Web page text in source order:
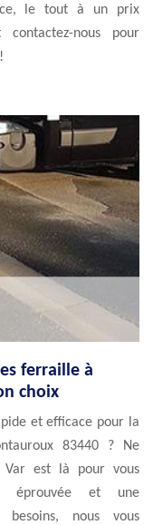
le tout à un prix
nous pour
ferraille à
choix
et efficace pour la
83440 ? Ne
Var est là pour vous
éprouvée et une
besoins, nous vous